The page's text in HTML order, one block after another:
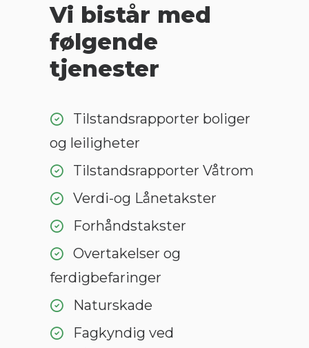
Vi bistår med
følgende
tjenester
Tilstandsrapporter boliger
og leiligheter
Tilstandsrapporter Våtrom
Verdi-og Lånetakster
Forhåndstakster
Overtakelser og
ferdigbefaringer
Naturskade
Fagkyndig ved